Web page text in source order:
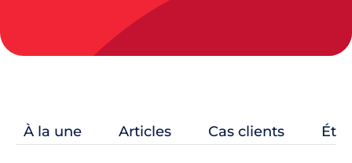
À la une Articles Cas clients